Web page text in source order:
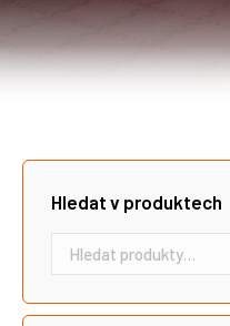
Hledat v produktech